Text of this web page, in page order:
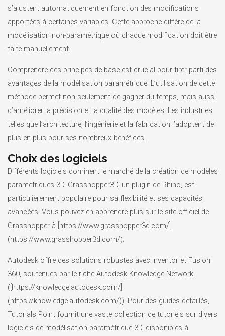
s’ajustent automatiquement en fonction des modifications
apportées à certaines variables. Cette approche diffère de la
modélisation non-paramétrique où chaque modification doit être
faite manuellement.
Comprendre ces principes de base est crucial pour tirer parti des
avantages de la modélisation paramétrique. L’utilisation de cette
méthode permet non seulement de gagner du temps, mais aussi
d’améliorer la précision et la qualité des modèles. Les industries
telles que l’architecture, l’ingénierie et la fabrication l’adoptent de
plus en plus pour ses nombreux bénéfices.
Choix des logiciels
Différents logiciels dominent le marché de la création de modèles
paramétriques 3D. Grasshopper3D, un plugin de Rhino, est
particulièrement populaire pour sa flexibilité et ses capacités
avancées. Vous pouvez en apprendre plus sur le site officiel de
Grasshopper à [https://www.grasshopper3d.com/]
(https://www.grasshopper3d.com/).
Autodesk offre des solutions robustes avec Inventor et Fusion
360, soutenues par le riche Autodesk Knowledge Network
([https://knowledge.autodesk.com/]
(https://knowledge.autodesk.com/)). Pour des guides détaillés,
Tutorials Point fournit une vaste collection de tutoriels sur divers
logiciels de modélisation paramétrique 3D, disponibles à